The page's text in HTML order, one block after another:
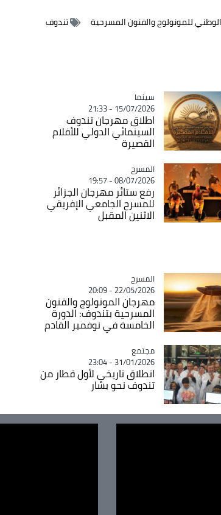
للمونولوج والفنون المسرحية
تندوف
Catégorie
سينما
15/07/2026 - 21:33
اطلاق مهرجان تندوف
السينمائي الدولي للأفلام
القصيرة
Catégorie
المسرح
08/07/2026 - 19:57
رفع ستائر مهرجان الجزائر
للمسرح الجامعي الإفريقي
الاثنين المقبل
Catégorie
المسرح
22/05/2026 - 20:09
مهرجان المونولوج والفنون
المسرحية بتندوف: الدورة
الخامسة في نوفمبر القادم
Catégorie
مجتمع
31/01/2026 - 23:04
انطلاق تاريخي لأول قطار من
تندوف نحو بشار